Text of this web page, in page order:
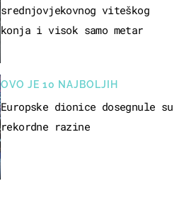
srednjovjekovnog viteškog
konja i visok samo metar
OVO JE 10 NAJBOLJIH
Europske dionice dosegnule su
rekordne razine